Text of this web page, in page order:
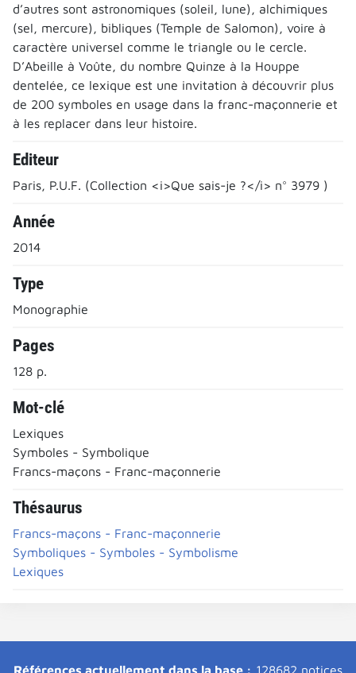
d’autres sont astronomiques (soleil, lune), alchimiques
(sel, mercure), bibliques (Temple de Salomon), voire à
caractère universel comme le triangle ou le cercle.
D’Abeille à Voûte, du nombre Quinze à la Houppe
dentelée, ce lexique est une invitation à découvrir plus
de 200 symboles en usage dans la franc-maçonnerie et
à les replacer dans leur histoire.
Editeur
Paris, P.U.F. (Collection <i>Que sais-je ?</i> n° 3979 )
Année
2014
Type
Monographie
Pages
128 p.
Mot-clé
Lexiques
Symboles - Symbolique
Francs-maçons - Franc-maçonnerie
Thésaurus
Francs-maçons - Franc-maçonnerie
Symboliques - Symboles - Symbolisme
Lexiques
Références actuellement dans la base : 128682 notices